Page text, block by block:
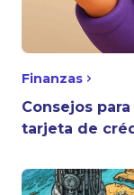
Finanzas
Consejos
tarjeta de